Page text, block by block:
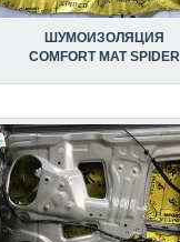
ШУМОИЗОЛЯЦИЯ
COMFORT MAT SPIDER